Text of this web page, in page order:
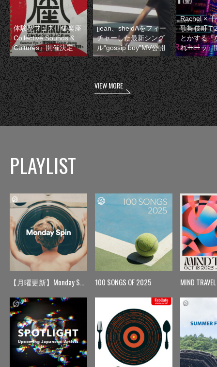
体験型フェス『集楽座
Collective Sounds &
Cultures』開催決定
jjean、sheidAをフィー
チャーした最新シング
ル“gossip boy”MV公開
Rachel ×
歌舞伎町で
とかする『
れーーッ』
VIEW MORE
PLAYLIST
【月曜更新】Monday Spin 100 SONGS OF 2025 MIND TRAVEL